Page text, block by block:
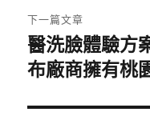
章:
下一篇文章
下
一
文
醫洗臉體驗方
布廠商擁有桃